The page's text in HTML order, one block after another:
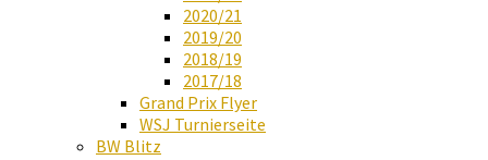
2020/21
2019/20
2018/19
2017/18
Grand Prix Flyer
WSJ Turnierseite
BW Blitz